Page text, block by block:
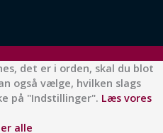
det er i orden, skal du blot
også vælge, hvilken slags
på "Indstillinger". Læs vores
alle